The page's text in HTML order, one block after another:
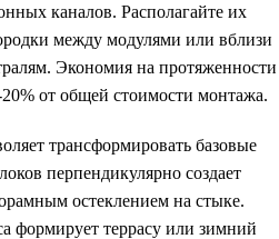
каналов. Располагайте их
между модулями или вблизи
Экономия на протяженности
от общей стоимости монтажа.
трансформировать базовые
перпендикулярно создает
остеклением на стыке.
формирует террасу или зимний